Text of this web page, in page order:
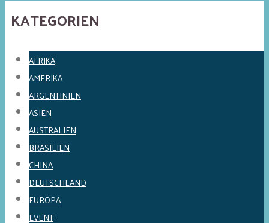
KATEGORIEN
AFRIKA
AMERIKA
ARGENTINIEN
ASIEN
AUSTRALIEN
BRASILIEN
CHINA
DEUTSCHLAND
EUROPA
EVENT